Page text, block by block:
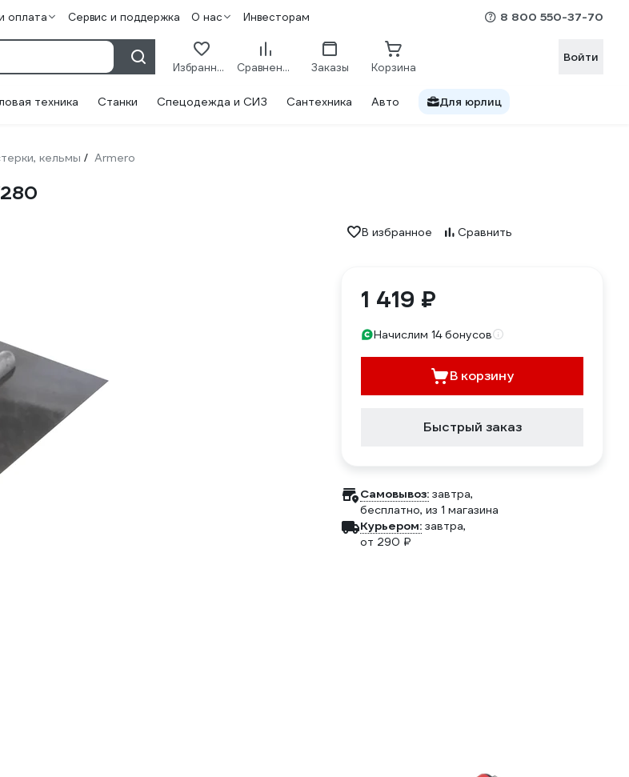
оплата Сервис и поддержка О нас Инвесторам 8 800 550-37-70
Избранное Сравнение Заказы Корзина
Войти
техника Станки Спецодежда и СИЗ Сантехника Авто Для юрлиц
кельмы / Armero
В избранное Сравнить
1 419 ₽
Начислим 14 бонусов
В корзину
Быстрый заказ
Самовывоз: завтра,
бесплатно, из 1 магазина
Курьером: завтра,
от 290 ₽